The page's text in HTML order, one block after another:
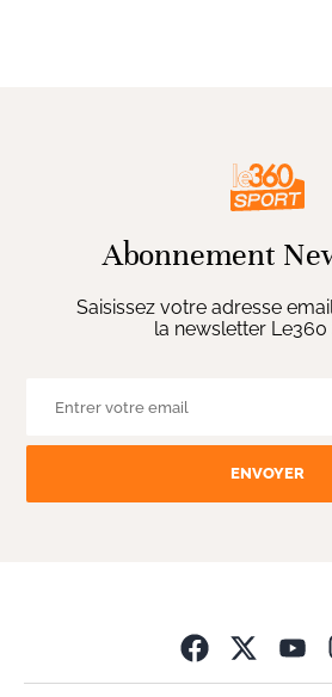
Abonnement
Saisissez votre adresse
la newsletter
ENVOYER